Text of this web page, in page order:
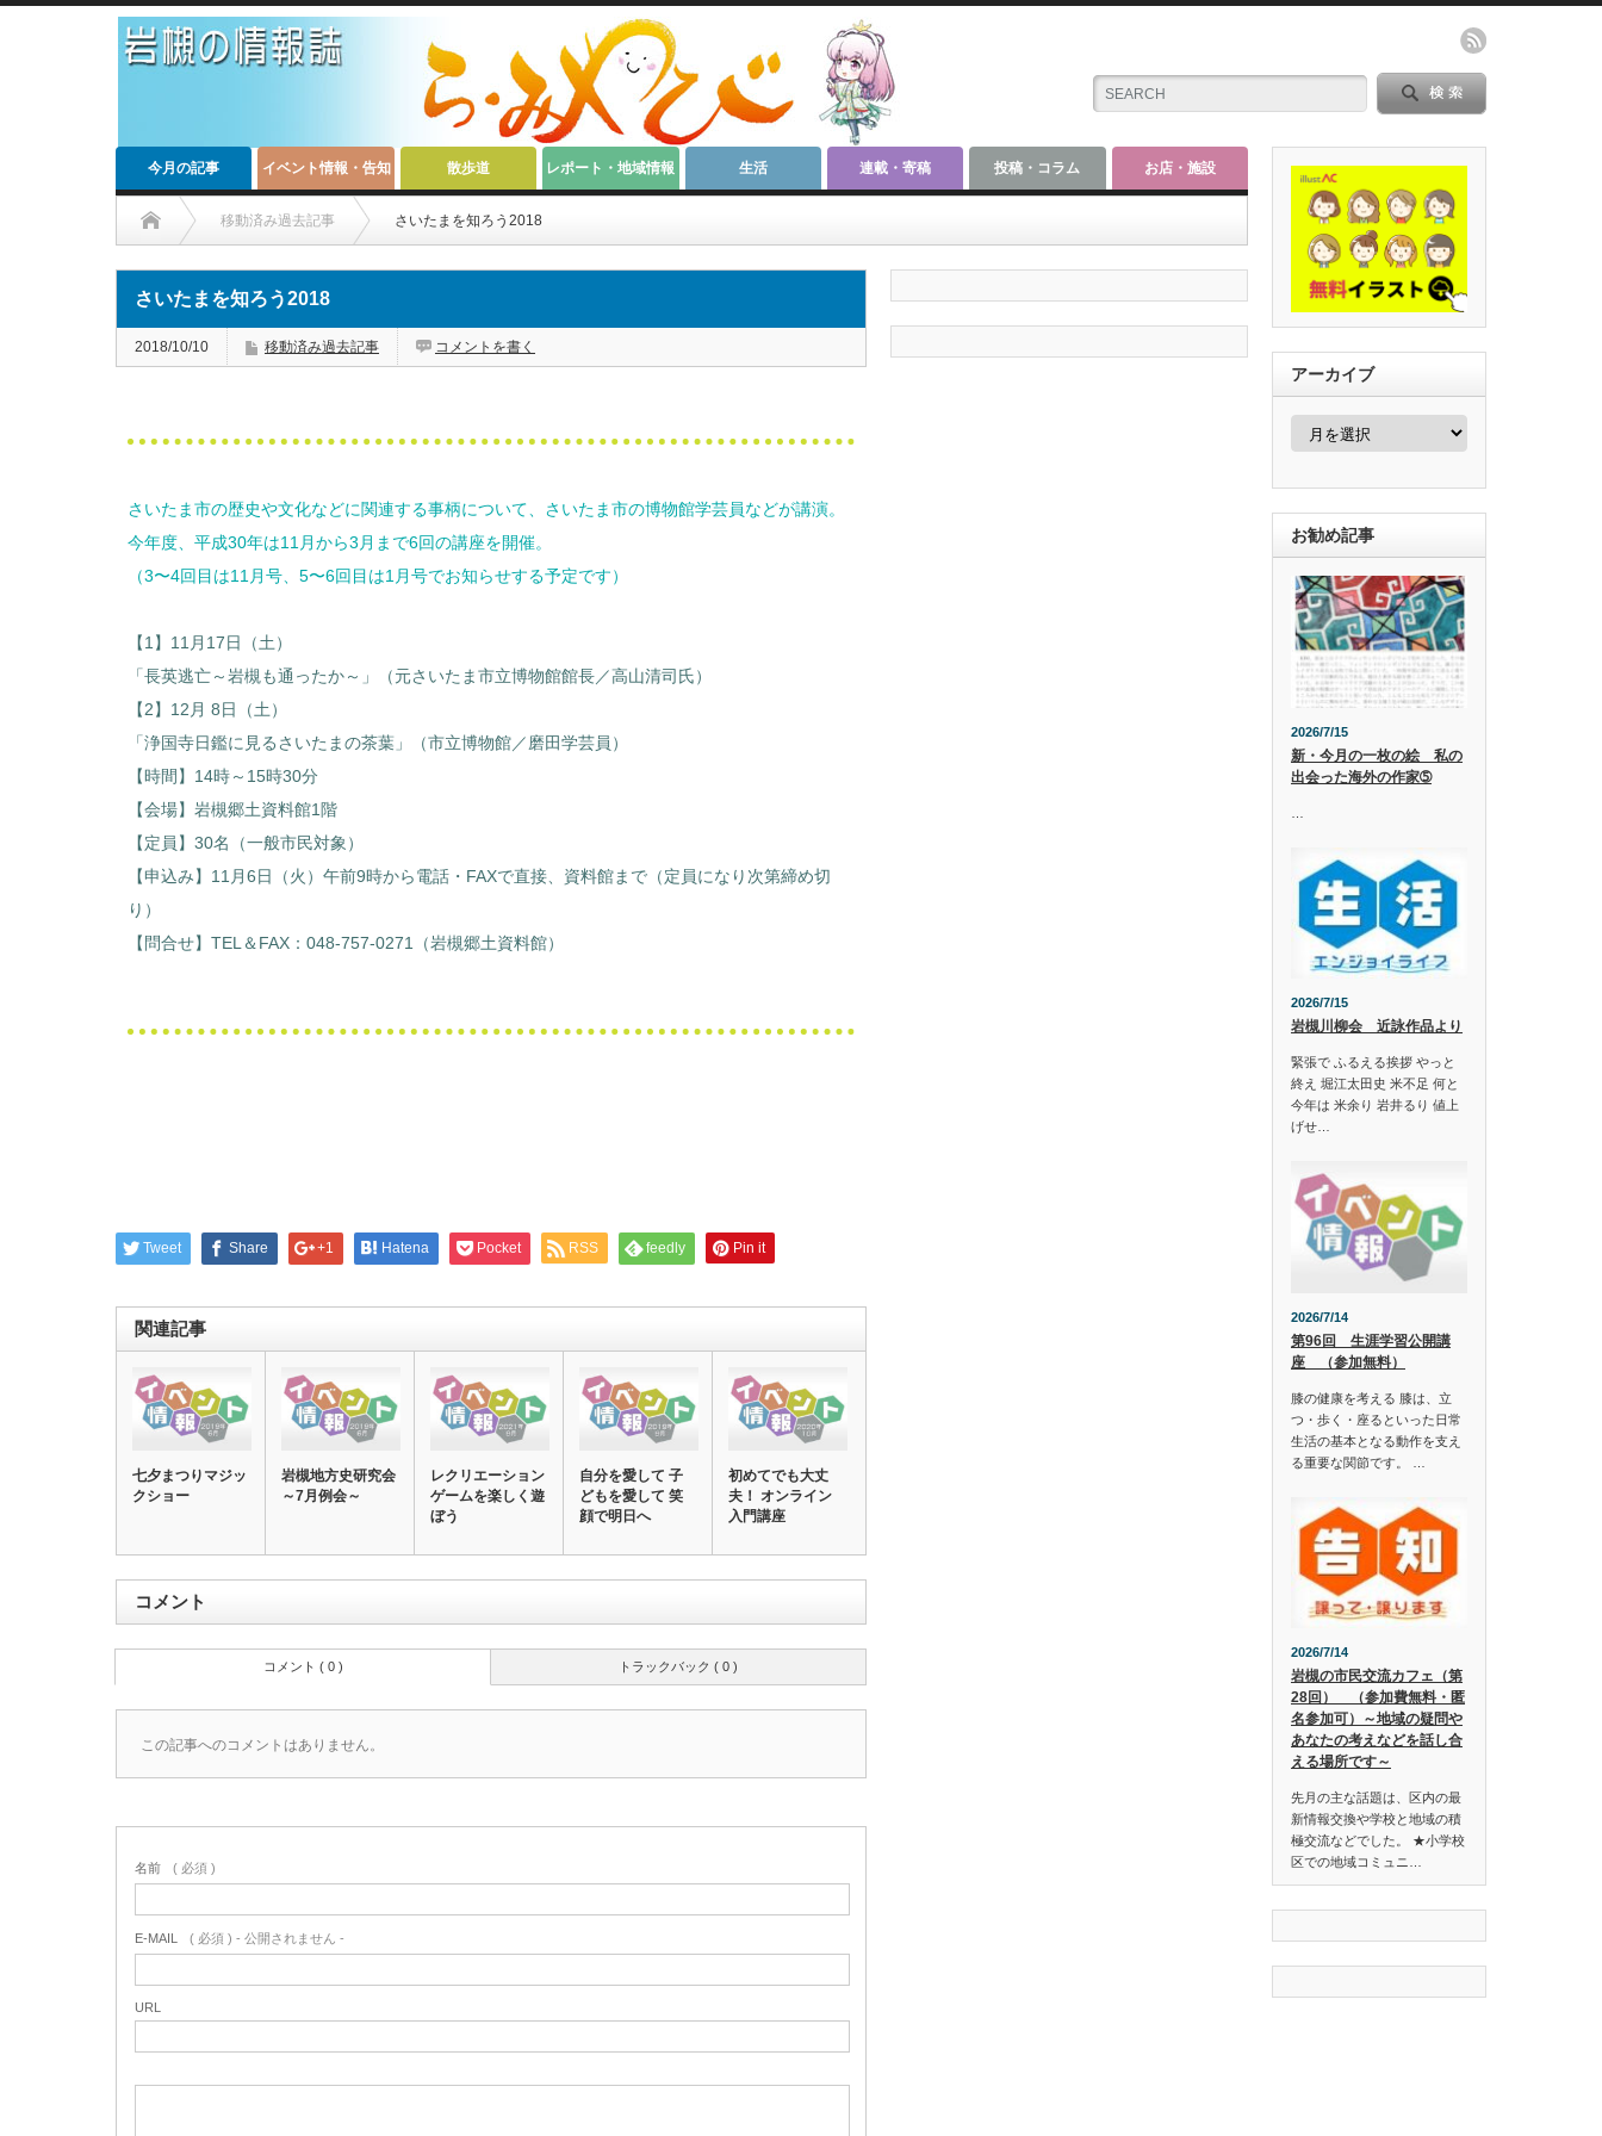
今月の記事 イベント情報・告知 散歩道 レポート・地域情報 生活 連載・寄稿 投稿・コラム お店・施設
移動済み過去記事 さいたまを知ろう2018
さいたまを知ろう2018
2018/10/10 移動済み過去記事 コメントを書く
さいたま市の歴史や文化などに関連する事柄について、さいたま市の博物館学芸員などが講演。
今年度、平成30年は11月から3月まで6回の講座を開催。
（3〜4回目は11月号、5〜6回目は1月号でお知らせする予定です）
【1】11月17日（土）
「長英逃亡～岩槻も通ったか～」（元さいたま市立博物館館長／高山清司氏）
【2】12月 8日（土）
「浄国寺日鑑に見るさいたまの茶葉」（市立博物館／磨田学芸員）
【時間】14時～15時30分
【会場】岩槻郷土資料館1階
【定員】30名（一般市民対象）
【申込み】11月6日（火）午前9時から電話・FAXで直接、資料館まで（定員になり次第締め切
り）
【問合せ】TEL＆FAX：048-757-0271（岩槻郷土資料館）
Tweet Share +1 Hatena Pocket RSS feedly Pin it
関連記事
七夕まつりマジッ
クショー
岩槻地方史研究会
～7月例会～
レクリエーション
ゲームを楽しく遊
ぼう
自分を愛して 子
どもを愛して 笑
顔で明日へ
初めてでも大丈
夫！ オンライン
入門講座
コメント
トラックバック ( 0 )
コメント ( 0 )
この記事へのコメントはありません。
名前 ( 必須 )
E-MAIL ( 必須 ) - 公開されません -
URL
アーカイブ
お勧め記事
2026/7/15
新・今月の一枚の絵 私の
出会った海外の作家➄
2026/7/15
岩槻川柳会 近詠作品より
緊張で ふるえる挨拶 やっと
終え 堀江太田史 米不足 何と
今年は 米余り 岩井るり 値上
げせ…
2026/7/14
第96回 生涯学習公開講
座 （参加無料）
膝の健康を考える 膝は、立
つ・歩く・座るといった日常
生活の基本となる動作を支え
る重要な関節です。 …
2026/7/14
岩槻の市民交流カフェ（第
28回） （参加費無料・匿
名参加可）～地域の疑問や
あなたの考えなどを話し合
える場所です～
先月の主な話題は、区内の最
新情報交換や学校と地域の積
極交流などでした。 ★小学校
区での地域コミュニ…